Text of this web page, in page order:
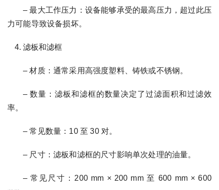
– 最大工作压力：设备能够承受的最高压力，超过此压
力可能导致设备损坏。
滤板和滤框
– 材质：通常采用高强度塑料、铸铁或不锈钢。
– 数量：滤板和滤框的数量决定了过滤面积和过滤效
率。
– 常见数量：10 至 30 对。
– 尺寸：滤板和滤框的尺寸影响单次处理的油量。
– 常见尺寸：200 mm × 200 mm 至 600 mm × 600